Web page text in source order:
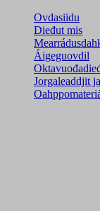
Ovdasiidu
Dieđut mis
Áigeguovdil
Jorgaleaddjit